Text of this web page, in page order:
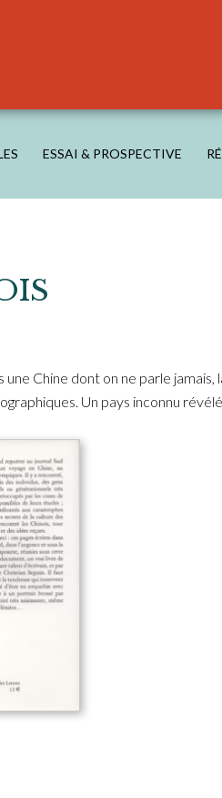
ESSAI & PROSPECTIVE
Chine dont on ne parle jamais,
Un pays inconnu